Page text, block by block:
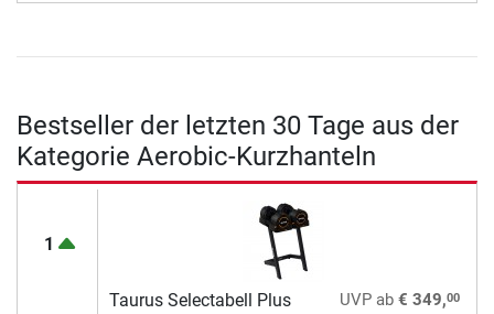
Bestseller der letzten 30 Tage aus der
Kategorie Aerobic-Kurzhanteln
1
Taurus Selectabell Plus
UVPab € 349,00